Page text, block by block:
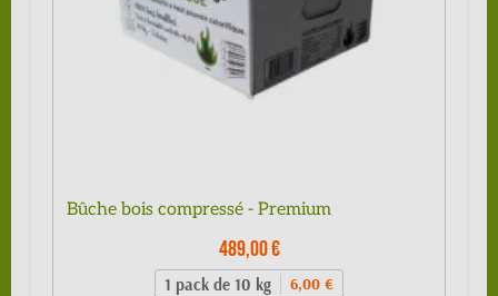
Bûche bois compressé - Premium
489,00 €
1 pack de 10 kg 6,00 €